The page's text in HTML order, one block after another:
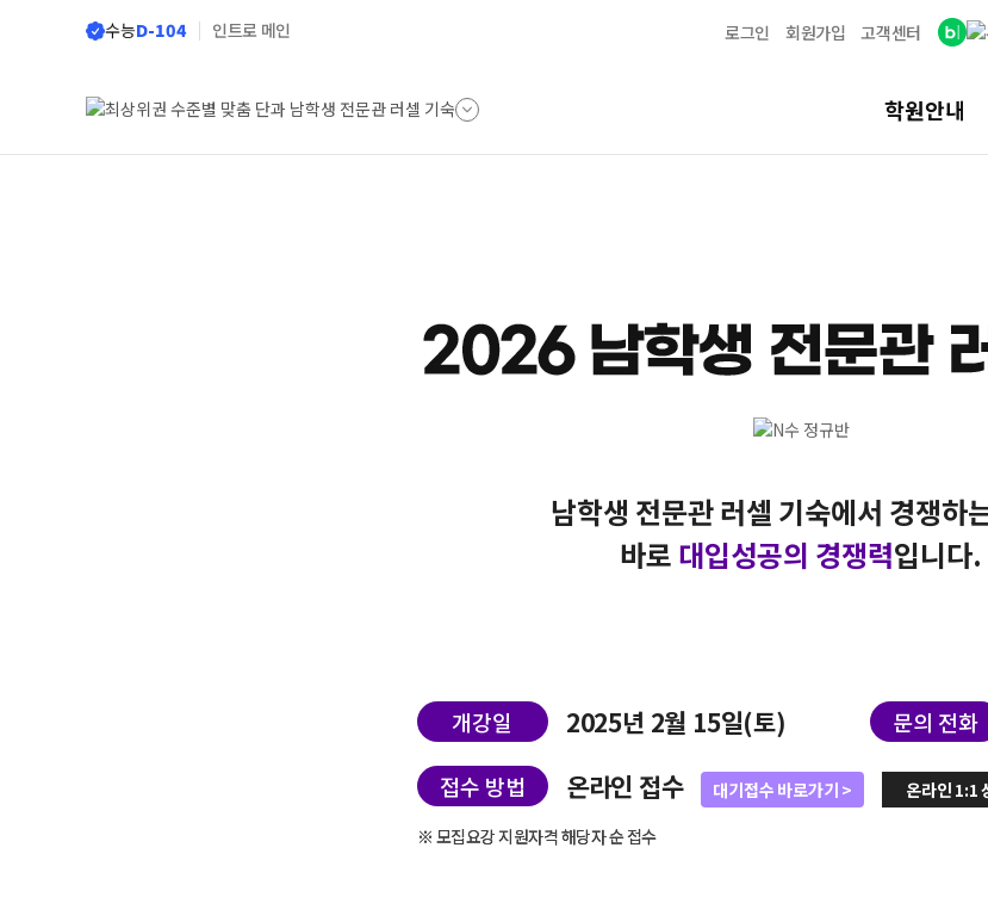
수능D-104 인트로 메인 로그인 회원가입 고객센터
학원안내
남학생 전문관 러셀 기숙에서 경쟁하
바로 대입성공의 경쟁력입니다.
개강일 2025년 2월 15일(토) 문의 전화
접수 방법 온라인 접수 대기접수 바로가기 온라인 1:1
※ 모집요강 지원자격 해당자 순 접수
※ 모집요강 지원자격 해당자 순 접수